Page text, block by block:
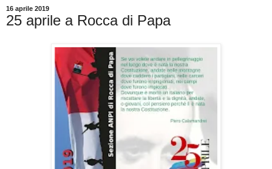
16 aprile 2019
25 aprile a Rocca di Papa